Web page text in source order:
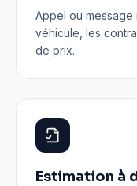
Appel ou
véhicule, les
de prix.
Estimation à